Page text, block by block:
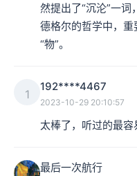
然提出了“沉沦”一
德格尔的哲学中，
“物”。
1
192****4467
2023-10-29 20:10:57
太棒了，听过的最容
最后一次航行